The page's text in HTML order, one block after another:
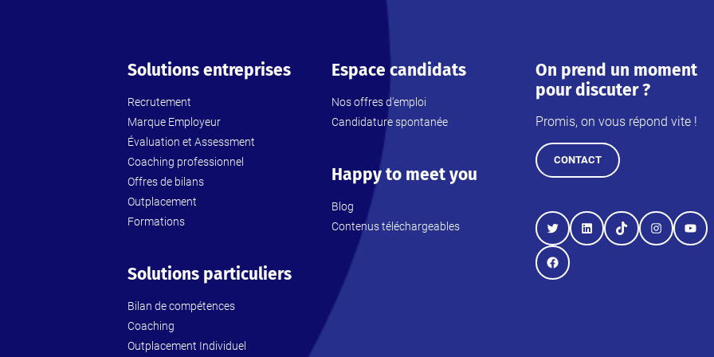
Solutions entreprises
Recrutement
Marque Employeur
Évaluation et Assessment
Coaching professionnel
Offres de bilans
Outplacement
Formations
Solutions particuliers
Bilan de compétences
Coaching
Outplacement Individuel
Espace candidats
Nos offres d’emploi
Candidature spontanée
Happy to meet you
Blog
Contenus téléchargeables
On prend un moment
pour discuter ?
Promis, on vous répond vite !
CONTACT
TwitterLinkedInTikTokInstagram
Facebook